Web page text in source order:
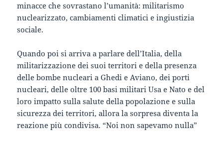
minacce che sovrastano l’umanità: militarismo
nuclearizzato, cambiamenti climatici e ingiustizia
sociale.
Quando poi si arriva a parlare dell’Italia, della
militarizzazione dei suoi territori e della presenza
delle bombe nucleari a Ghedi e Aviano, dei porti
nucleari, delle oltre 100 basi militari Usa e Nato e del
loro impatto sulla salute della popolazione e sulla
sicurezza dei territori, allora la sorpresa diventa la
reazione più condivisa. “Noi non sapevamo nulla”